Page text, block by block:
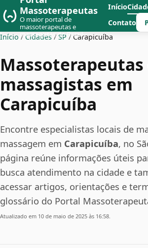
Massoterapeutas
O maior portal de
massoterapeutas e
massagistas do Brasil
Início
Contato
Início / Cidades / SP / Carapicuíba
Massoterapeutas
massagistas em
Carapicuíba
Encontre especialistas locais de
massagem em Carapicuíba, no
página reúne informações úteis
busca atendimento na cidade e
acessar artigos, orientações e
glossário do Portal
Atualizado em 10 de maio de 2025 às 16:58.